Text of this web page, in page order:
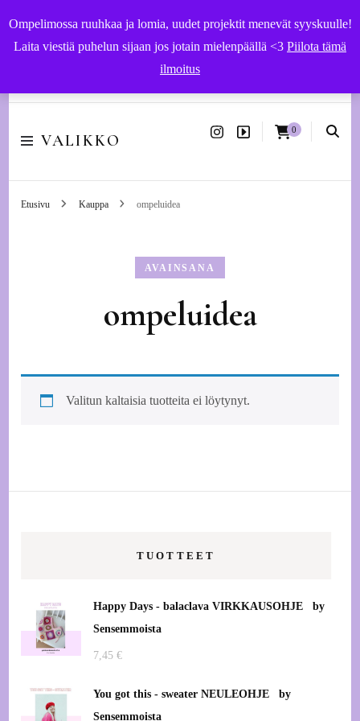
Ompelimossa ruuhkaa ja lomia, uudet projektit menevät syyskuulle!
Laita viestiä puhelun sijaan jos jotain mielenpäällä <3 Piilota tämä
ilmoitus
VALIKKO
0
Etusivu Kauppa ompeluidea
AVAINSANA
ompeluidea
Valitun kaltaisia tuotteita ei löytynyt.
TUOTTEET
Happy Days - balaclava VIRKKAUSOHJE by
Sensemmoista
7,45€
You got this - sweater NEULEOHJE by
Sensemmoista